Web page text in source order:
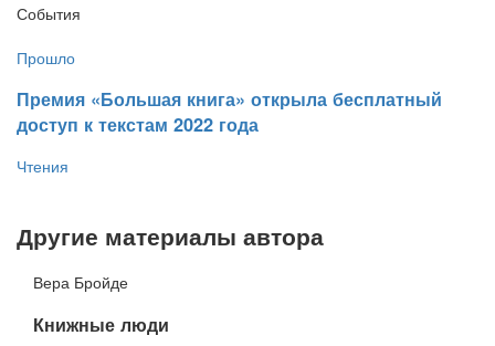
События
Прошло
​Премия «Большая книга» открыла бесплатный
доступ к текстам 2022 года
Чтения
Другие материалы автора
Вера Бройде
​Книжные люди